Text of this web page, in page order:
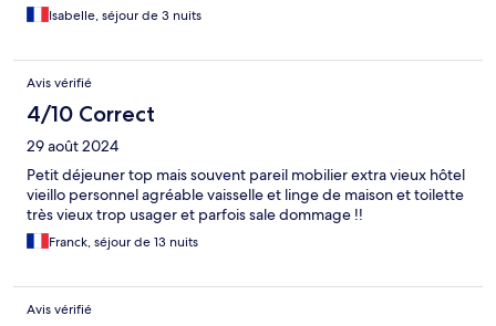
Isabelle, séjour de 3 nuits
Avis vérifié
4/10 Correct
29 août 2024
Petit déjeuner top mais souvent pareil mobilier extra vieux hôtel
vieillo personnel agréable vaisselle et linge de maison et toilette
très vieux trop usager et parfois sale dommage !!
Franck, séjour de 13 nuits
Avis vérifié